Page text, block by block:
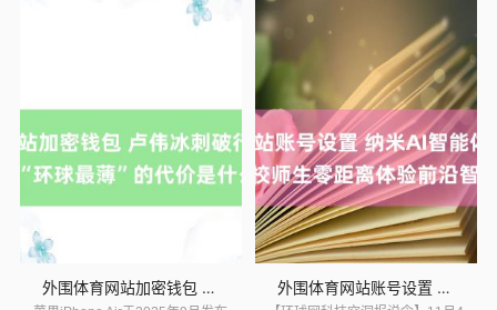
外围体育网站加密钱包 卢伟冰刺破行业近况: 追求“环球最薄” 外围体育网站账号设置 纳米AI智能体走进课堂，360让高校师